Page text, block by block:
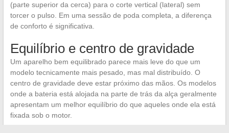
(parte superior da cerca) para o corte vertical (lateral) sem
torcer o pulso. Em uma sessão de poda completa, a diferença
de conforto é significativa.
Equilíbrio e centro de gravidade
Um aparelho bem equilibrado parece mais leve do que um
modelo tecnicamente mais pesado, mas mal distribuído. O
centro de gravidade deve estar próximo das mãos. Os modelos
onde a bateria está alojada na parte de trás da alça geralmente
apresentam um melhor equilíbrio do que aqueles onde ela está
fixada sob o motor.